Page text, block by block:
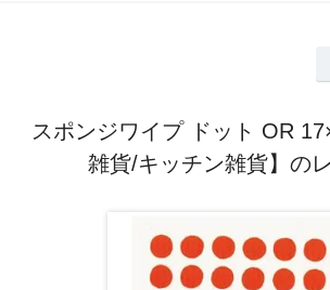
スポンジワイプ ドット OR
雑貨/キッチン雑貨】の